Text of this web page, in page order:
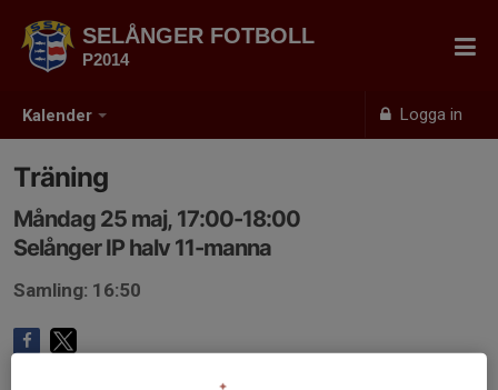
Kalender Logga in
SELÅNGER FOTBOLL
P2014
Träning
Måndag 25 maj, 17:00-18:00
Selånger IP halv 11-manna
Samling: 16:50